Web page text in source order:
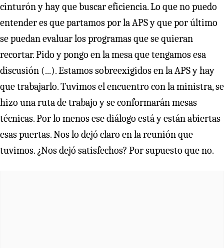
cinturón y hay que buscar eficiencia. Lo que no puedo
entender es que partamos por la APS y que por último
se puedan evaluar los programas que se quieran
recortar. Pido y pongo en la mesa que tengamos esa
discusión (...). Estamos sobreexigidos en la APS y hay
que trabajarlo. Tuvimos el encuentro con la ministra, se
hizo una ruta de trabajo y se conformarán mesas
técnicas. Por lo menos ese diálogo está y están abiertas
esas puertas. Nos lo dejó claro en la reunión que
tuvimos. ¿Nos dejó satisfechos? Por supuesto que no.